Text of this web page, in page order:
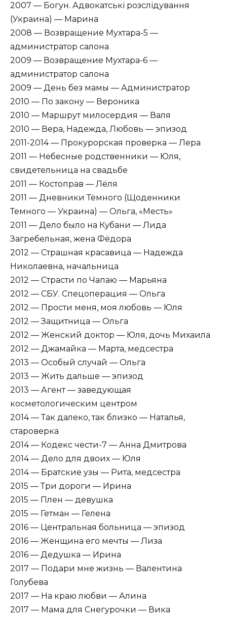
2007 — Богун. Адвокатські розслідування
(Украина) — Марина
2008 — Возвращение Мухтара-5 —
администратор салона
2009 — Возвращение Мухтара-6 —
администратор салона
2009 — День без мамы — Администратор
2010 — По закону — Вероника
2010 — Маршрут милосердия — Валя
2010 — Вера, Надежда, Любовь — эпизод
2011-2014 — Прокурорская проверка — Лера
2011 — Небесные родственники — Юля,
свидетельница на свадьбе
2011 — Костоправ — Лёля
2011 — Дневники Тёмного (Щоденники
Темного — Украина) — Ольга, «Месть»
2011 — Дело было на Кубани — Лида
Загребельная, жена Фёдора
2012 — Страшная красавица — Надежда
Николаевна, начальница
2012 — Страсти по Чапаю — Марьяна
2012 — СБУ. Спецоперация — Ольга
2012 — Прости меня, моя любовь — Юля
2012 — Защитница — Ольга
2012 — Женский доктор — Юля, дочь Михаила
2012 — Джамайка — Марта, медсестра
2013 — Особый случай — Ольга
2013 — Жить дальше — эпизод
2013 — Агент — заведующая
косметологическим центром
2014 — Так далеко, так близко — Наталья,
староверка
2014 — Кодекс чести-7 — Анна Дмитрова
2014 — Дело для двоих — Юля
2014 — Братские узы — Рита, медсестра
2015 — Три дороги — Ирина
2015 — Плен — девушка
2015 — Гетман — Гелена
2016 — Центральная больница — эпизод
2016 — Женщина его мечты — Лиза
2016 — Дедушка — Ирина
2017 — Подари мне жизнь — Валентина
Голубева
2017 — На краю любви — Алина
2017 — Мама для Снегурочки — Вика